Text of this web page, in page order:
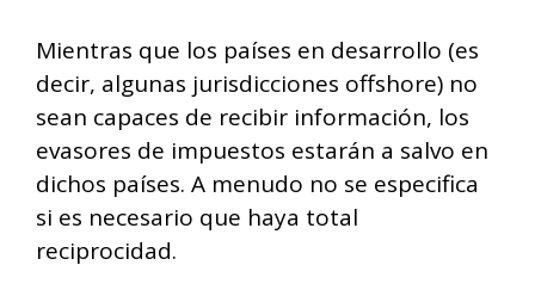
Mientras que los países en desarrollo (es
decir, algunas jurisdicciones offshore) no
sean capaces de recibir información, los
evasores de impuestos estarán a salvo en
dichos países. A menudo no se especifica
si es necesario que haya total
reciprocidad.